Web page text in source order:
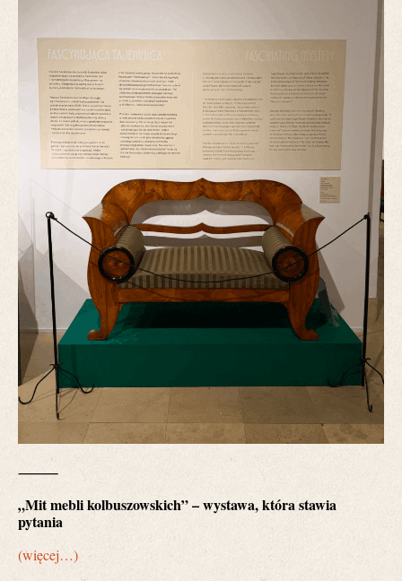
⸻
„Mit mebli kolbuszowskich” – wystawa, która stawia
pytania
(więcej…)